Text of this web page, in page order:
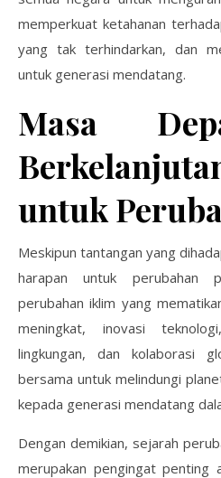
memperkuat ketahanan
yang tak terhindarkan, dan
untuk generasi mendatang.
Masa
untuk
Meskipun tantangan yang
harapan untuk perubahan
perubahan iklim yang
meningkat, inovasi
lingkungan, dan kolaborasi
bersama untuk melindungi
kepada generasi mendatang
Dengan demikian, sejarah
merupakan pengingat penting